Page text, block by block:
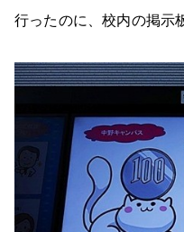
行ったのに、校内の掲示